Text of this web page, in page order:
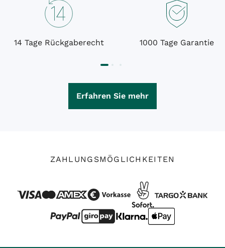
14 Tage Rückgaberecht 1000 Tage Garantie
Erfahren Sie mehr
ZAHLUNGSMÖGLICHKEITEN